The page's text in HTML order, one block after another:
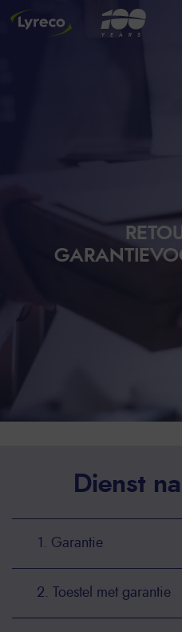
Dienst
1. Garantie
2. Toestel met garantie